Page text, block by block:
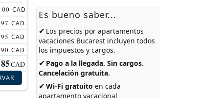
CAD
97 CAD
95 CAD
90 CAD
85CAD
Es bueno saber...
✔ Los precios por apartamentos
vacaciones Bucarest incluyen todos
los impuestos y cargos.
✔ Pago a la llegada. Sin cargos.
Cancelación gratuita.
✔Wi-Fi gratuito en cada
apartamento vacacional